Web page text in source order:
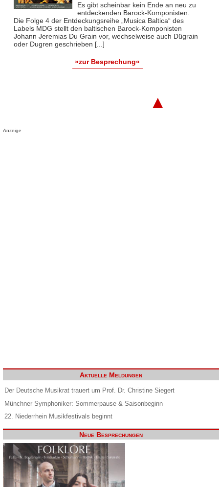
Es gibt scheinbar kein Ende an neu zu
entdeckenden Barock-Komponisten:
Die Folge 4 der Entdeckungsreihe „Musica Baltica“ des
Labels MDG stellt den baltischen Barock-Komponisten
Johann Jeremias Du Grain vor, wechselweise auch Dügrain
oder Dugren geschrieben [...]
»zur Besprechung«
▲
Anzeige
Aktuelle Meldungen
Der Deutsche Musikrat trauert um Prof. Dr. Christine Siegert
Münchner Symphoniker: Sommerpause & Saisonbeginn
22. Niederrhein Musikfestivals beginnt
Neue Besprechungen